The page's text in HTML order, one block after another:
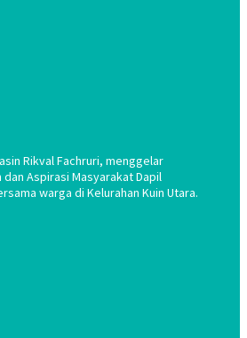
Rikval Fachruri, menggelar
Aspirasi Masyarakat Dapil
warga di Kelurahan Kuin Utara.